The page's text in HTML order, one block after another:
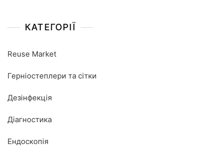
КАТЕГОРІЇ
Reuse Market
Герніостеплери та сітки
Дезінфекція
Діагностика
Ендоскопія